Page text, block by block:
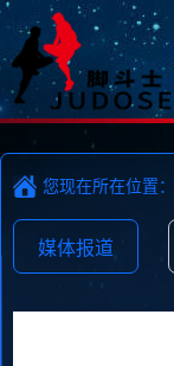
您现在所在位置：
媒体报道